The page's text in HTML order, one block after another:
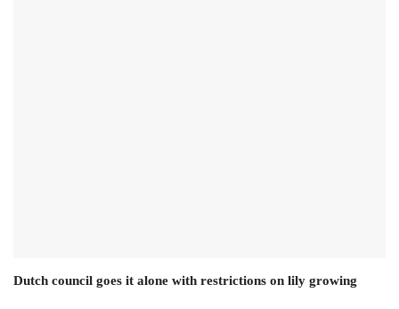
Dutch council goes it alone with restrictions on lily growing